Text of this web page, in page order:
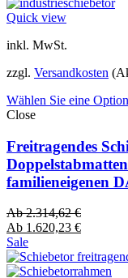
Quick view
inkl. MwSt.
zzgl. Versandkosten
Wählen Sie eine Option
Close
Freitragendes
familieneigenen
Ab2.314,62€
Ab 1.620,23 €
Sale